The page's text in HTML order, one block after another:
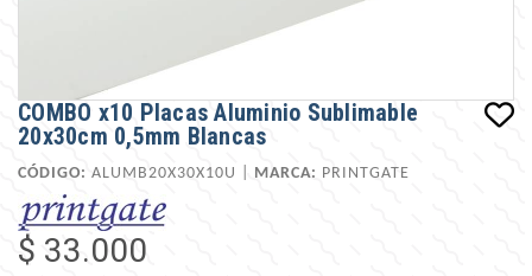
COMBO x10 Placas Aluminio Sublimable
20x30cm 0,5mm Blancas
CÓDIGO: ALUMB20X30X10U | MARCA: PRINTGATE
$ 33.000